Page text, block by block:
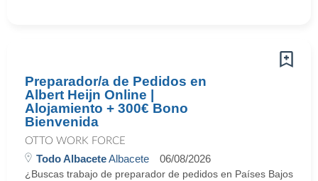
Preparador/a de Pedidos en
Albert Heijn Online |
Alojamiento + 300€ Bono
Bienvenida
OTTO WORK FORCE
Todo AlbaceteAlbacete 06/08/2026
¿Buscas trabajo de preparador de pedidos en Países Bajos